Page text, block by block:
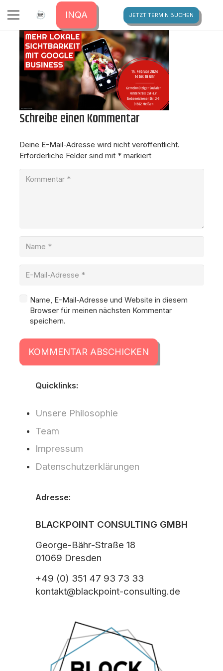
INQA JETZT TERMIN BUCHEN
BUSINESS, 15.02.2024
Schreibe einen Kommentar
Deine E-Mail-Adresse wird nicht veröffentlicht.
Erforderliche Felder sind mit *markiert
Name, E-Mail-Adresse und Website in diesem
Browser für meinen nächsten Kommentar
speichern.
KOMMENTAR ABSCHICKEN
Quicklinks:
Unsere Philosophie
Team
Impressum
Datenschutzerklärungen
Adresse:
BLACKPOINT CONSULTING GMBH
George-Bähr-Straße 18
01069 Dresden
+49 (0) 351 47 93 73 33
kontakt@blackpoint-consulting.de